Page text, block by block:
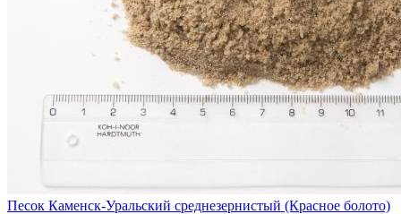
Песок Каменск-Уральский среднезернистый (Красное болото)